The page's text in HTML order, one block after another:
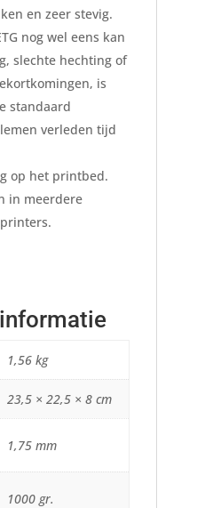
en zeer stevig.
nog wel eens kan
slechte hechting of
is
standaard
verleden tijd
op het printbed.
in meerdere
1,56 kg
23,5 × 22,5 × 8 cm
1,75 mm
1000 gr.